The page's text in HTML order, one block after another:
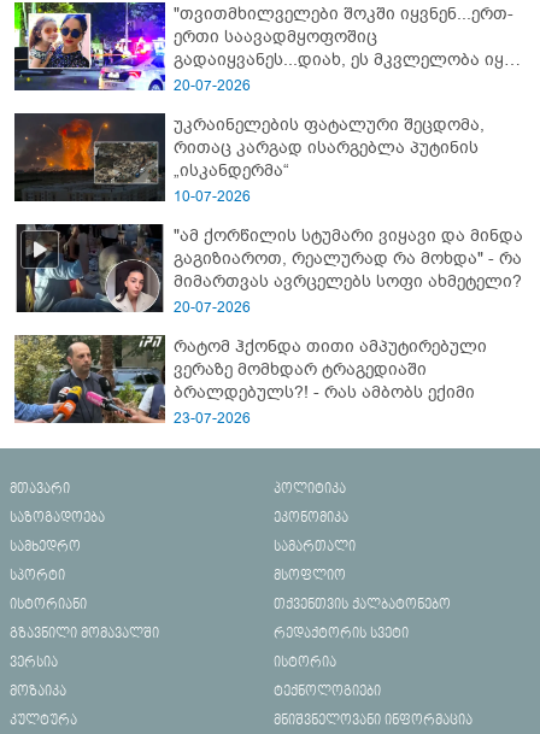
"თვითმხილველები შოკში იყვნენ...ერთ-
ერთი საავადმყოფოშიც
გადაიყვანეს...დიახ, ეს მკვლელობა იყო"
- გორში დატრიალებული ტრაგედიის
20-07-2026
უკრაინელების ფატალური შეცდომა,
რითაც კარგად ისარგებლა პუტინის
„ისკანდერმა“
10-07-2026
"ამ ქორწილის სტუმარი ვიყავი და მინდა
გაგიზიაროთ, რეალურად რა მოხდა" - რა
მიმართვას ავრცელებს სოფი ახმეტელი?
20-07-2026
რატომ ჰქონდა თითი ამპუტირებული
ვერაზე მომხდარ ტრაგედიაში
ბრალდებულს?! - რას ამბობს ექიმი
23-07-2026
მთავარი
პოლიტიკა
საზოგადოება
ეკონომიკა
სამხედრო
სამართალი
სპორტი
მსოფლიო
ისტორიანი
თქვენთვის ქალბატონებო
გზავნილი მომავალში
რედაქტორის სვეტი
ვერსია
ისტორია
მოზაიკა
ტექნოლოგიები
კულტურა
მნიშვნელოვანი ინფორმაცია